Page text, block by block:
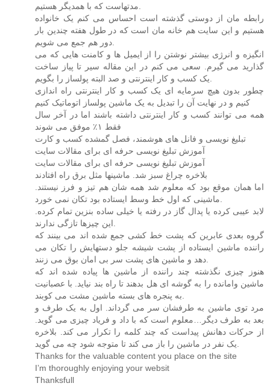
مدتهاست که با همدیگر هستیم.
رابطه مان از دوستی گذشته است احساس می کنم یک خانواده
هستیم و این سایت هم خانه مان است که در طول هفته چندین بار
دور هم جمع می شویم.
انگیزه و انرژی بیشتر نوشتن را از ایمیل ها و کامنت هایی که می
گذارید می گیرم. سعی می کنم در این مقاله سیر تا پیاز ساخت
یک کسب و کار اینترنتی و صد البته پولساز را بگویم.
چطور بدون هیچ سرمایه ای یک کسب و کار اینترنتی راه اندازی
کنیم و در نهایت آن را تبدیل به یک ماشین پولساز اتوماتیک کنیم
همه می توانند کسب و کار اینترنتی داشته باشند اما در آخر سال
فقط ۱٪ موفق می شوند
تبلیغ نویسی و فانل های هوشمند، فصل گمشده کسب و کارت
آموزش تبلیغ نویسی حرفه ای برای مقالات سایت
آموزش تبلیغ نویسی حرفه ای برای مقالات سایت
بلاخره چراغ سبز شد. ماشینها مثل برق راه افتادند
اما همان موقع بود که معلوم شد همه شان هم تیز و فرز نیستند.
ماشینی که اول خط وسط ایستاده بود تکان نمی خورد.
لابد عیبی کرده یا پدال گاز در رفته یا خیلی ساده بنزین تمام کرده.
این چیزها تازگی ندارند.
گروه بعدی عابرین که پشت خط کشی جمع شده اند می بینند که
راننده ماشین ایستاده از پشت شیشه جلو دستهایش را تکان می
دهد و ماشین های پشت سر بی امان بوق می زنند.
هنوز چیزی نگذشته چند راننده از ماشین ها پیاده شده اند که
ماشین وامانده را به گوشه ای هل بدهند تا راه بند نیاید. با عصبانیت
به پنجره های بسته ماشین مشت می کوبند.
مرد توی ماشین به طرفشان سر می گرداند. اول به یک طرف و
بعد به طرف دیگر…معلوم است که با داد و فریاد چیزی می گوید.
از حرکات دهانش پیداست که چند کلمه را تکرار می کند. بلاخره
یک نفر در ماشین را باز می کند تا متوجه شود چه می گوید.
Thanks for the valuable content you place on the site
I’m thoroughly enjoying your websit
Thanksfull